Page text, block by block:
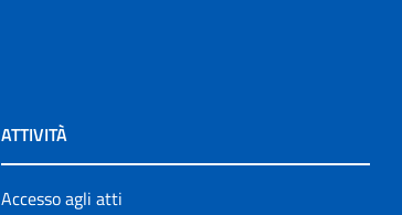
ATTIVITÀ
Accesso agli atti